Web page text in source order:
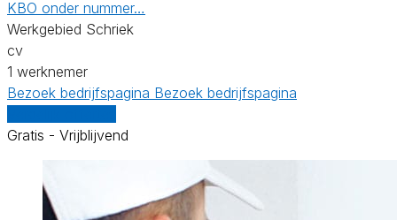
KBO onder nummer…
Werkgebied Schriek
cv
1 werknemer
Bezoek bedrijfspagina Bezoek bedrijfspagina
Gratis - Vrijblijvend